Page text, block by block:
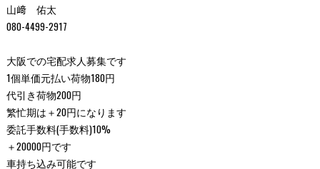
山﨑 佑太
080-4499-2917
大阪での宅配求人募集です
1個単価元払い荷物180円
代引き荷物200円
繁忙期は＋20円になります
委託手数料(手数料)10%
＋20000円です
車持ち込み可能です